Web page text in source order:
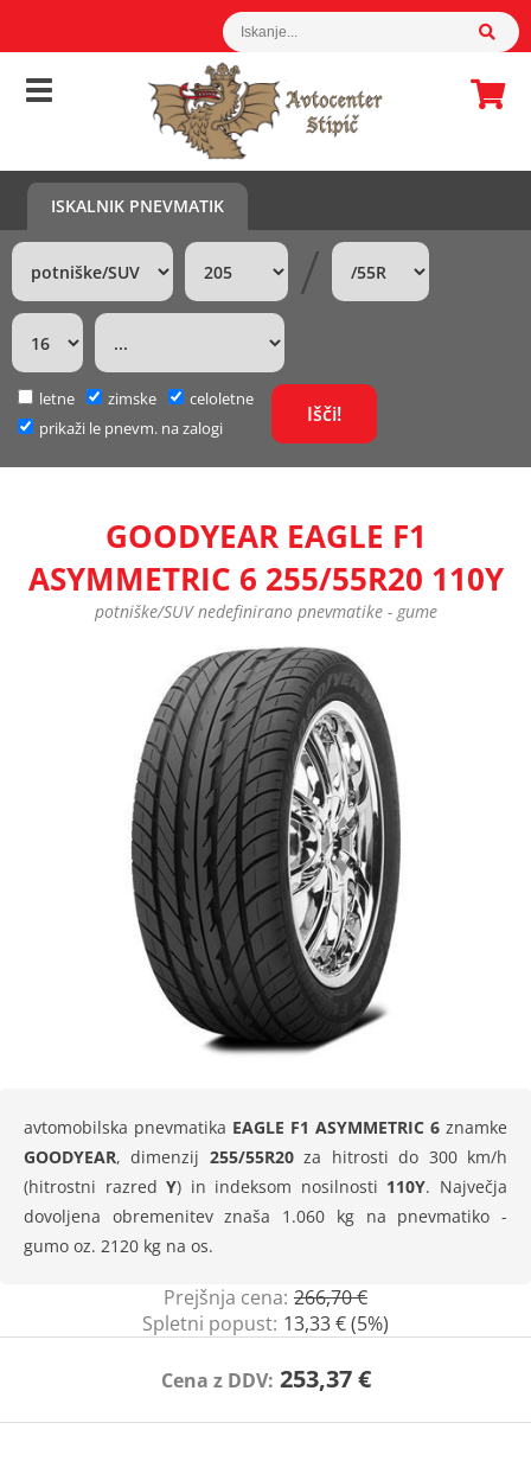
ISKALNIK PNEVMATIK
/
letne zimske
celoletne
prikaži le pnevm. na zalogi
GOODYEAR EAGLE F1
ASYMMETRIC 6 255/55R20 110Y
potniške/SUV nedefinirano pnevmatike - gume
avtomobilska pnevmatika EAGLE F1 ASYMMETRIC 6 znamke
GOODYEAR, dimenzij 255/55R20za hitrosti do 300 km/h
(hitrostni razredY) in indeksom nosilnosti 110Y. Največja
dovoljena obremenitev znaša 1.060 kg na pnevmatiko -
gumo oz. 2120 kg na os.
Prejšnja cena: 266,70 €
Spletni popust: 13,33 € (5%)
Cena z DDV: 253,37 €